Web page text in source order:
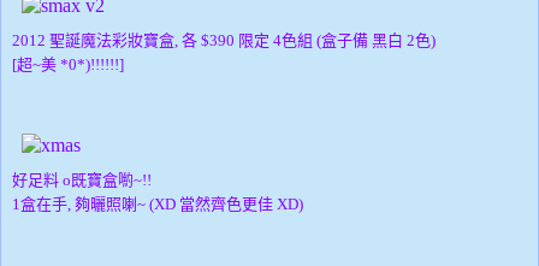
2012 聖誕魔法彩妝寶盒, 各 $390 限定 4色組 (盒子備 黑白 2色)
[超~美 *0*)!!!!!!]
好足料 o既寶盒喲~!!
1盒在手, 夠曬照喇~ (XD 當然齊色更佳 XD)